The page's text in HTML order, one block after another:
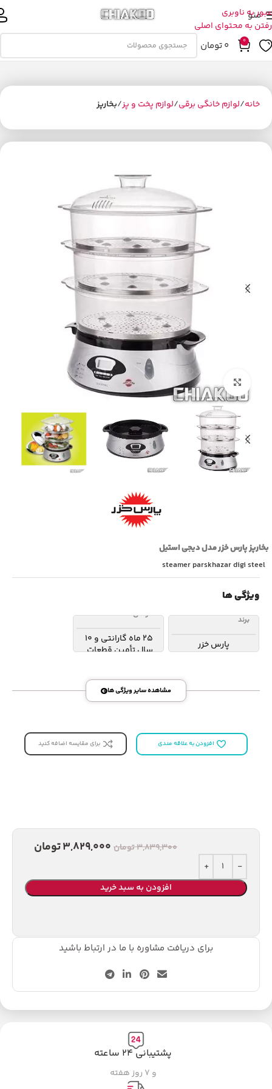
عبور به ناوبری
رفتن به محتوای اصلی
منو
0
0تومان
خانه لوازم خانگی برقی لوازم پخت و پز بخارپز
بزرگنمایی تصویر
‫بخارپز پارس خزر مدل دیجی استیل‬
steamer parskhazar digi steel
ویژگی ها
برند
پارس خزر
گارانتی
25 ماه گارانتی و 10
سال تأمین قطعات
مشاهده سایر ویژگی ها
افزودن به علاقه مندی برای مقایسه اضافه کنید
3,839,300تومان 3,829,000تومان
افزودن به سبد خرید
برای دریافت مشاوره با ما در ارتباط باشید
پشتیبانی ۲۴ ساعته
و ۷ روز هفته